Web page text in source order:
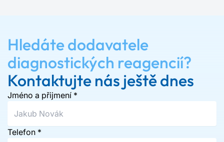
Hledáte dodavatele
diagnostických reagencií?
Kontaktujte nás ještě dnes
Jméno a přijmení *
Telefon *